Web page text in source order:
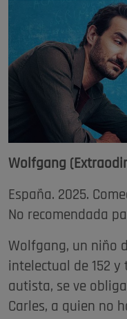
Wolfgang
España. 2025.
No recomendada
Wolfgang, un niño
intelectual de 152
autista, se ve
Carles, a quien no